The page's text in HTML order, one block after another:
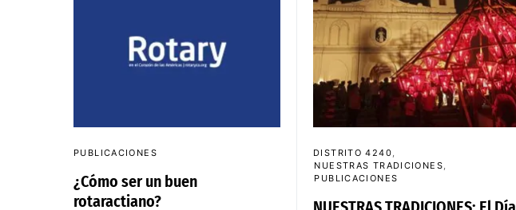
PUBLICACIONES
¿Cómo ser un buen
rotaractiano?
DISTRITO 4240
NUESTRAS TRADICIONES
PUBLICACIONES